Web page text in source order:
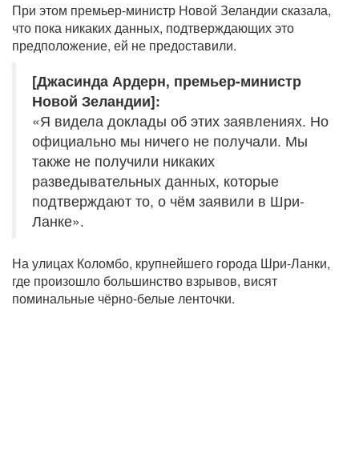
При этом премьер-министр Новой Зеландии сказала,
что пока никаких данных, подтверждающих это
предположение, ей не предоставили.
[Джасинда Ардерн, премьер-министр
Новой Зеландии]:
«Я видела доклады об этих заявлениях. Но
официально мы ничего не получали. Мы
также не получили никаких
разведывательных данных, которые
подтверждают то, о чём заявили в Шри-
Ланке».
На улицах Коломбо, крупнейшего города Шри-Ланки,
где произошло большинство взрывов, висят
поминальные чёрно-белые ленточки.